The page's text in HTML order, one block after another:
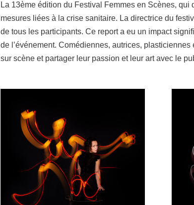
La 13ème édition du Festival Femmes en Scènes,
mesures liées à la crise sanitaire. La directrice du
de tous les participants. Ce report a eu un impact
de l’événement. Comédiennes, autrices,
sur scène et partager leur passion et leur art avec le